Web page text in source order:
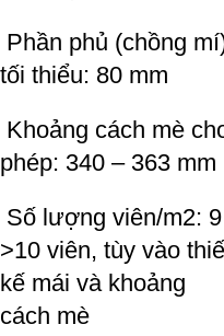
Phần phủ (chồng
tối thiểu: 80 mm
Khoảng cách mè
phép: 340 – 363 mm
Số lượng viên/m2:
>10 viên, tùy vào
kế mái và khoảng
cách mè